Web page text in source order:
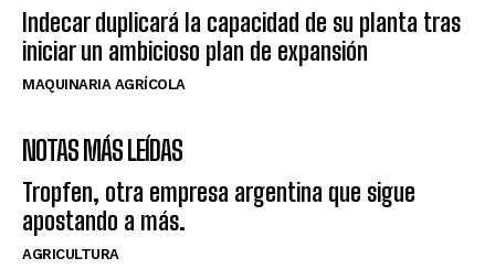
Indecar duplicará la capacidad de su planta tras
iniciar un ambicioso plan de expansión
MAQUINARIA AGRÍCOLA
NOTAS MÁS LEÍDAS
Tropfen, otra empresa argentina que sigue
apostando a más.
AGRICULTURA